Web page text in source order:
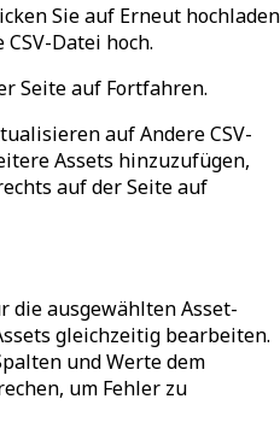
Sie auf Erneut hochladen
Datei hoch.
Seite auf Fortfahren.
aufAndere CSV-
Assets hinzuzufügen,
auf der Seite auf
die ausgewählten Asset-
gleichzeitig bearbeiten.
und Werte dem
um Fehler zu